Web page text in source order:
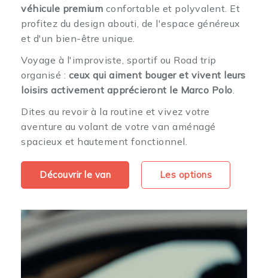
véhicule premium confortable et polyvalent. Et
profitez du design abouti, de l'espace généreux
et d'un bien-être unique.
Voyage à l'improviste, sportif ou Road trip
organisé : ceux qui aiment bouger et vivent leurs
loisirs activement apprécieront le Marco Polo.
Dites au revoir à la routine et vivez votre
aventure au volant de votre van aménagé
spacieux et hautement fonctionnel.
Découvrir le van Les options